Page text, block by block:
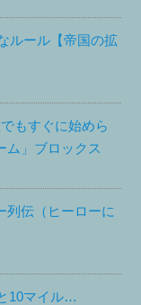
ルール【帝国の拡
もすぐに始めら
ム」ブロックス
列伝（ヒーローに
10マイル…